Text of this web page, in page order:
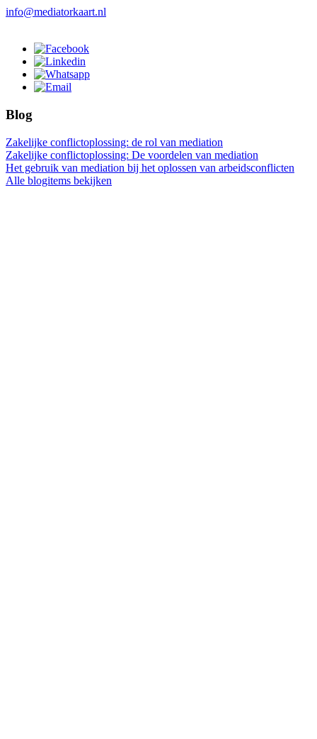
info@mediatorkaart.nl
Blog
Zakelijke conflictoplossing: de rol van mediation
Zakelijke conflictoplossing: De voordelen van mediation
Het gebruik van mediation bij het oplossen van arbeidsconflicten
Alle blogitems bekijken